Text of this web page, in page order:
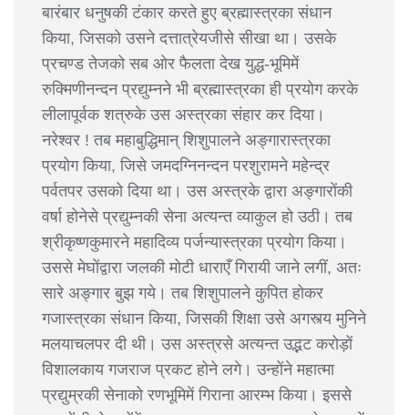
बारंबार धनुषकी टंकार करते हुए ब्रह्मास्त्रका संधान
किया, जिसको उसने दत्तात्रेयजीसे सीखा था। उसके
प्रचण्ड तेजको सब ओर फैलता देख युद्ध-भूमिमें
रुक्मिणीनन्दन प्रद्युम्नने भी ब्रह्मास्त्रका ही प्रयोग करके
लीलापूर्वक शत्रुके उस अस्त्रका संहार कर दिया।
नरेश्वर ! तब महाबुद्धिमान् शिशुपालने अङ्गारास्त्रका
प्रयोग किया, जिसे जमदग्निनन्दन परशुरामने महेन्द्र
पर्वतपर उसको दिया था। उस अस्त्रके द्वारा अङ्गारोंकी
वर्षा होनेसे प्रद्युम्नकी सेना अत्यन्त व्याकुल हो उठी। तब
श्रीकृष्णकुमारने महादिव्य पर्जन्यास्त्रका प्रयोग किया।
उससे मेघोंद्वारा जलकी मोटी धाराएँ गिरायी जाने लगीं, अतः
सारे अङ्गार बुझ गये। तब शिशुपालने कुपित होकर
गजास्त्रका संधान किया, जिसकी शिक्षा उसे अगस्त्य मुनिने
मलयाचलपर दी थी। उस अस्त्रसे अत्यन्त उद्भट करोड़ों
विशालकाय गजराज प्रकट होने लगे। उन्होंने महात्मा
प्रद्युम्रकी सेनाको रणभूमिमें गिराना आरम्भ किया। इससे